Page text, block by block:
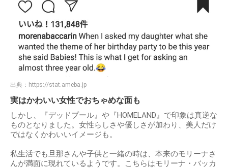
出典： https://stat.ameba.jp
実はかわいい女性でおちゃめな面も
しかし、『デッドプール』や『HOMELAND』で印象は真逆な
ものとなりました。女性らしさや優しさが加わり、美人だけ
ではなくかわいいイメージも。
私生活でも旦那さんや子供と一緒の時は、本来のモリーナさ
んが満面に現れているようです。こちらはモリーナ・バッカ